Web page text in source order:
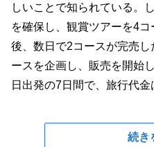
しいことで知られている。
を確保し、観賞ツアーを4
後、数日で2コースが完売
ースを企画し、販売を開始
日出発の7日間で、旅行代金
続き